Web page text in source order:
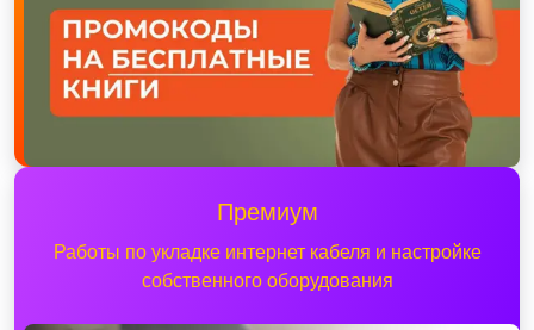
Премиум
Работы по укладке интернет кабеля и настройке
собственного оборудования